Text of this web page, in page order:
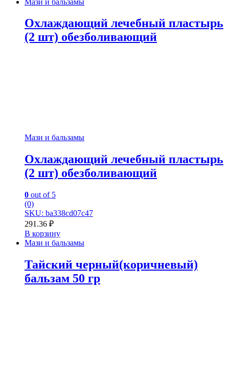
Охлаждающий лечебный пластырь
(2 шт) обезболивающий
Мази и бальзамы
Охлаждающий лечебный пластырь
(2 шт) обезболивающий
0 out of 5
(0)
SKU: ba338cd07c47
291.36 ₽
В корзину
Мази и бальзамы
Тайский черный(коричневый)
бальзам 50 гр